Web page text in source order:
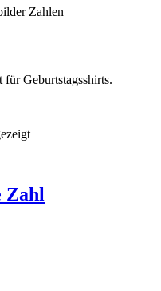
Zahlen
Geburtstagsshirts.
Nach
Zahl